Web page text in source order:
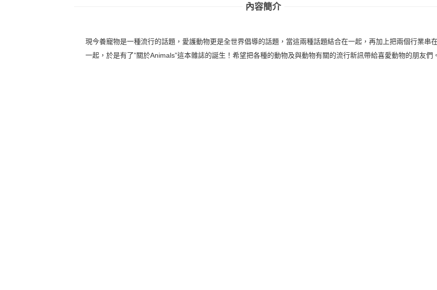
內容簡介
現今養寵物是一種流行的話題，愛護動物更是全世界倡導的話題，當這兩種話題結合在一起，再加上把兩個行業串
一起，於是有了”關於Animals”這本雜誌的誕生！希望把各種的動物及與動物有關的流行新訊帶給喜愛動物的朋友們。